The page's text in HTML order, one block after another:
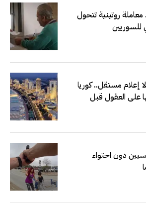
روتينية تتحول
إعلام مستقل.. كوريا
على العقول قبل
دون احتواء